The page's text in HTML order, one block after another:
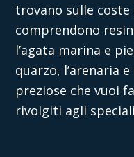
trovano sulle coste
comprendono
l’agata marina e
quarzo, l’arenaria
preziose che vuoi
rivolgiti agli